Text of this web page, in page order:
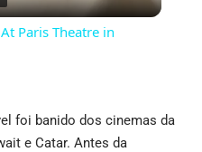
Video
Paris Theatre in
foi banido dos cinemas da
e Catar. Antes da